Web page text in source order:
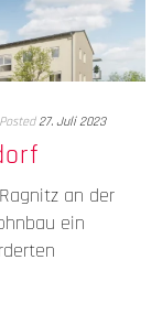
Posted 27. Juli 2023
an der
ein